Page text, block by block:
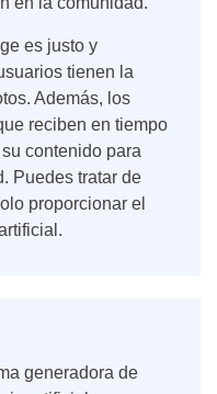
es justo y
tienen la
Además, los
reciben en tiempo
contenido para
Puedes tratar de
proporcionar el
generadora de